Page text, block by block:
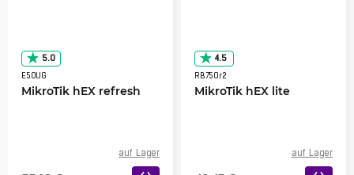
5.0
E50UG
MikroTik hEX refresh
auf Lager
4.5
RB750r2
MikroTik hEX lite
auf Lager